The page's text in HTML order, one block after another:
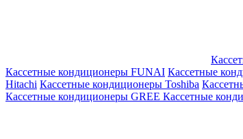
Кассетные кондиционеры FUNAI Кассетные
Hitachi Кассетные кондиционеры Toshiba
Кассетные кондиционеры GREE Кассетные